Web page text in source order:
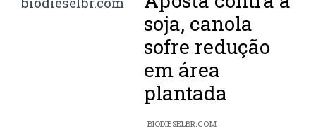
soja, canola
sofre redução
em área
plantada
BIODIESELBR.COM